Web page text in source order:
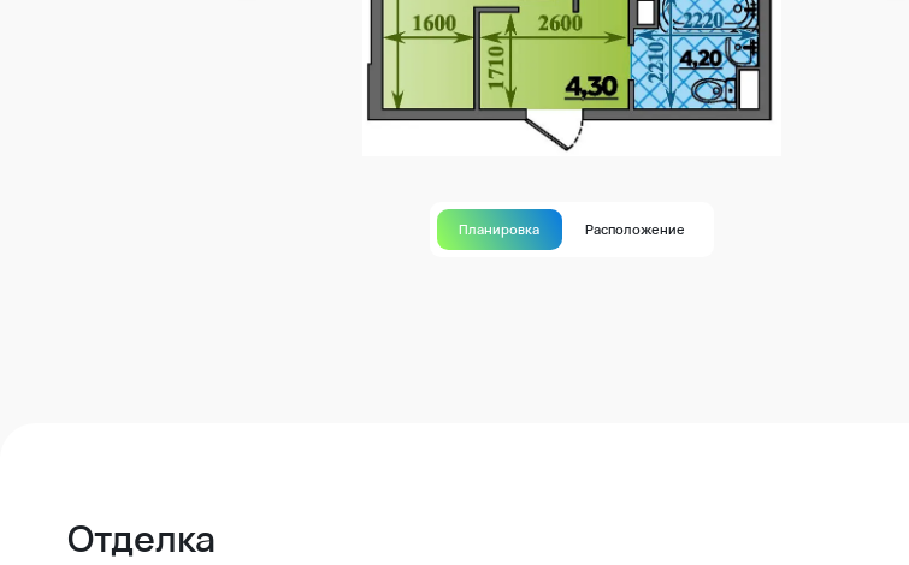
Планировка Расположение
Отделка